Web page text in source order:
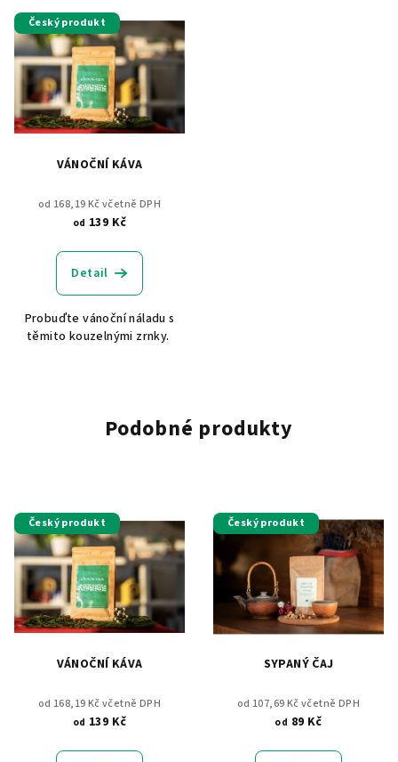
Český produkt
VÁNOČNÍ KÁVA
od 168,19 Kč včetně DPH
od 139 Kč
Detail
Probuďte vánoční náladu s
těmito kouzelnými zrnky.
Podobné produkty
Český produkt
VÁNOČNÍ KÁVA
od 168,19 Kč včetně DPH
od 139 Kč
Český produkt
SYPANÝ ČAJ
od 107,69 Kč včetně DPH
od 89 Kč